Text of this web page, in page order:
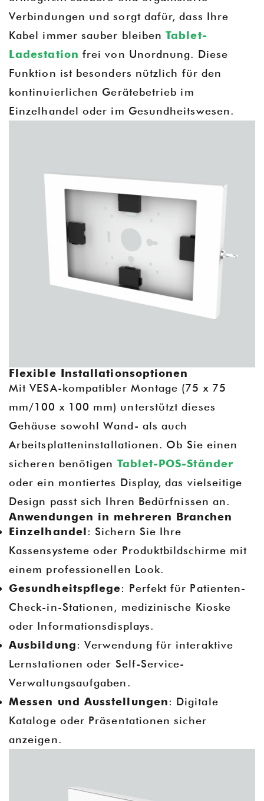
Verbindungen und sorgt dafür, dass Ihre
Kabel immer sauber bleibenTablet-
Ladestation frei von Unordnung. Diese
Funktion ist besonders nützlich für den
kontinuierlichen Gerätebetrieb im
Einzelhandel oder im Gesundheitswesen.
Flexible Installationsoptionen
Mit VESA-kompatibler Montage (75 x 75
mm/100 x 100 mm) unterstützt dieses
Gehäuse sowohl Wand- als auch
Arbeitsplatteninstallationen. Ob Sie einen
sicheren benötigen Tablet-POS-Ständer
oder ein montiertes Display, das vielseitige
Design passt sich Ihren Bedürfnissen an.
Anwendungen in mehreren Branchen
Einzelhandel: Sichern Sie Ihre
Kassensysteme oder Produktbildschirme mit
einem professionellen Look.
Gesundheitspflege: Perfekt für Patienten-
Check-in-Stationen, medizinische Kioske
oder Informationsdisplays.
Ausbildung: Verwendung für interaktive
Lernstationen oder Self-Service-
Verwaltungsaufgaben.
Messen und Ausstellungen: Digitale
Kataloge oder Präsentationen sicher
anzeigen.